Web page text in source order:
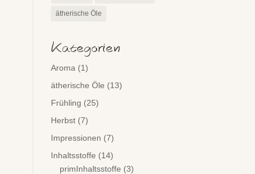
ätherische Öle
Kategorien
Aroma (1)
ätherische Öle (13)
Frühling (25)
Herbst(7)
Impressionen (7)
Inhaltsstoffe (14)
primInhaltsstoffe (3)